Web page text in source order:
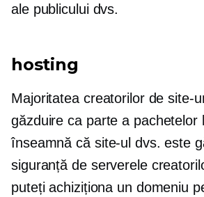
ale publicului dvs.
hosting
Majoritatea creatorilor de site-
găzduire ca parte a pachetelor
înseamnă că site-ul dvs. este
siguranță de serverele
puteți achiziționa un domeniu